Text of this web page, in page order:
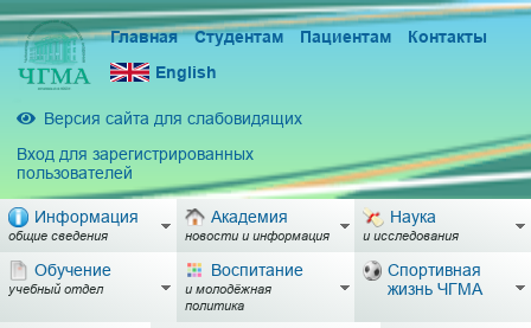
Главная Студентам Пациентам
Контакты
English
Версия сайта для слабовидящих
Вход для зарегистрированных
пользователей
Информация
общие сведения
Академия
новости и информация
Наука
и исследования
Обучение
учебный отдел
Воспитание
и молодёжная
политика
Спортивная
жизнь ЧГМА